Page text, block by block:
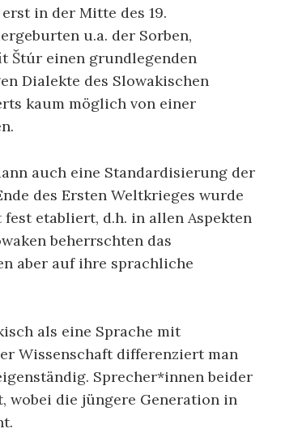
in der Mitte des 19.
u.a. der Sorben,
Štúr einen grundlegenden
Dialekte des Slowakischen
kaum möglich von einer
auch eine Standardisierung der
des Ersten Weltkrieges wurde
etabliert, d.h. in allen Aspekten
beherrschten das
aber auf ihre sprachliche
als eine Sprache mit
Wissenschaft differenziert man
Sprecher*innen beider
wobei die jüngere Generation in